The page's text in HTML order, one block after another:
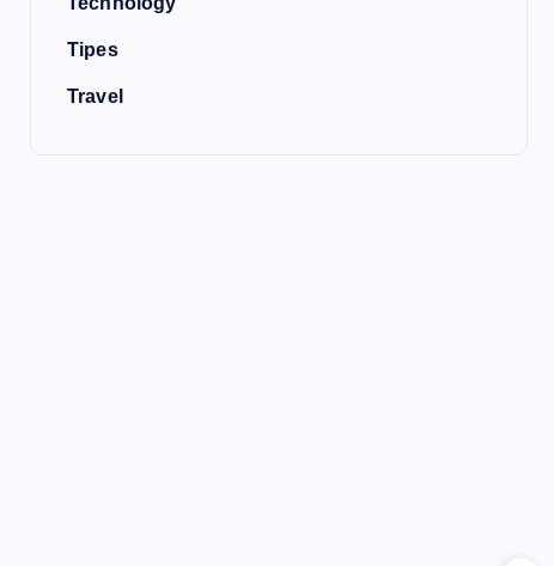
Tipes
Travel